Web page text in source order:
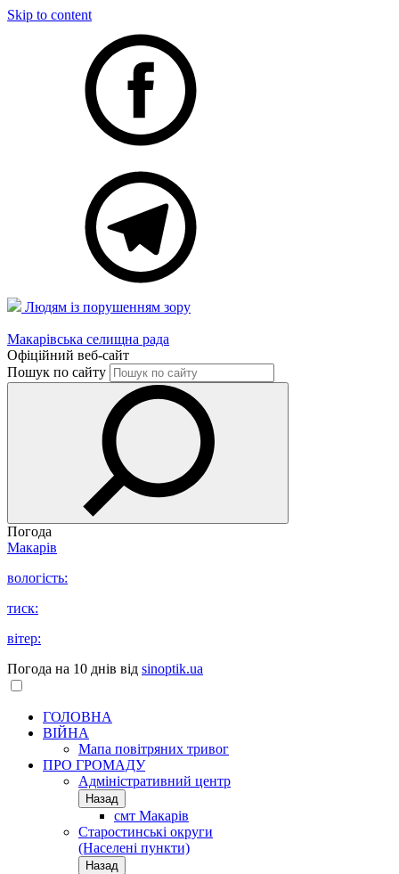
Skip to content
Людям із порушенням зору
Макарівська селищна рада
Офіційний веб-сайт
Пошук по сайту
Погода
Макарів
вологість:
тиск:
вітер:
Погода на 10 днів від sinoptik.ua
ГОЛОВНА
ВІЙНА
Мапа повітряних тривог
ПРО ГРОМАДУ
Aдміністративний центр
Назад
смт Макарів
Старостинські округи
(Населені пункти)
Назад